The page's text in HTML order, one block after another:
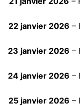
22 janvier 2026 –
23 janvier 2026 –
24 janvier 2026 –
25 janvier 2026 –